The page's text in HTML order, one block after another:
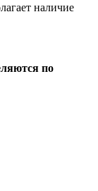
наличие
по